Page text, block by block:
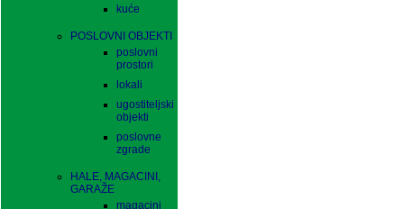
kuće
POSLOVNI OBJEKTI
poslovni
prostori
lokali
ugostiteljski
objekti
poslovne
zgrade
HALE, MAGACINI,
GARAŽE
magacini